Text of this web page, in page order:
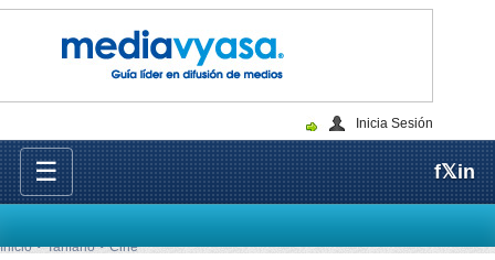
Inicia Sesión
☰ f𝕏in
Inicio Tarifario Cine